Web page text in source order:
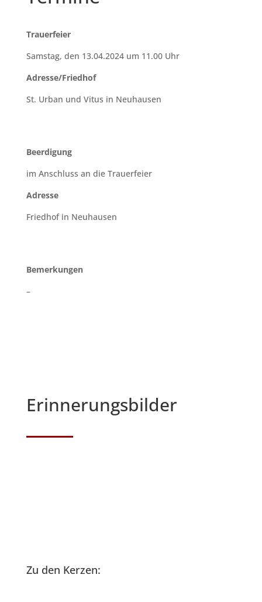
Trauerfeier
Samstag, den 13.04.2024 um 11.00 Uhr
Adresse/Friedhof
St. Urban und Vitus in Neuhausen
Beerdigung
im Anschluss an die Trauerfeier
Adresse
Friedhof in Neuhausen
Bemerkungen
–
Erinnerungsbilder
Zu den Kerzen: